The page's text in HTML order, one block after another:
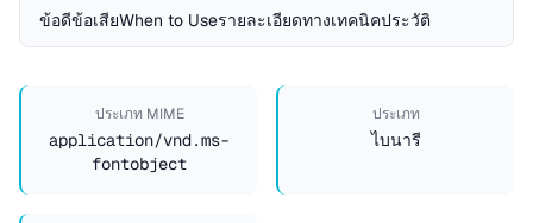
ข้อดีข้อเสียWhen to Useรายละเอียดทางเทคนิคประวัติ
ประเภท MIME
application/vnd.ms-
fontobject
ประเภท
ไบนารี